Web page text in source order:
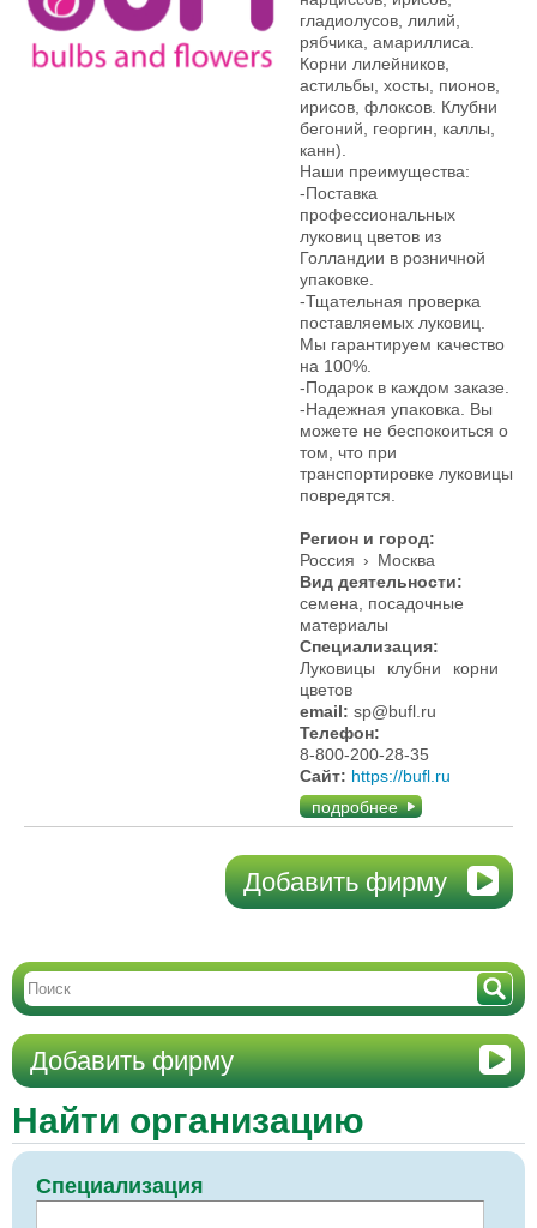
гладиолусов, лилий,
рябчика, амариллиса.
Корни лилейников,
астильбы, хосты, пионов,
ирисов, флоксов. Клубни
бегоний, георгин, каллы,
канн).
Наши преимущества:
-Поставка
профессиональных
луковиц цветов из
Голландии в розничной
упаковке.
-Тщательная проверка
поставляемых луковиц.
Мы гарантируем качество
на 100%.
-Подарок в каждом заказе.
-Надежная упаковка. Вы
можете не беспокоиться о
том, что при
транспортировке луковицы
повредятся.
Регион и город:
Россия › Москва
Вид деятельности:
семена, посадочные
материалы
Специализация:
Луковицы
клубни
корни
цветов
email: sp@bufl.ru
Телефон:
8-800-200-28-35
Сайт: https://bufl.ru
подробнее
Добавить фирму
Добавить фирму
Найти организацию
Специализация